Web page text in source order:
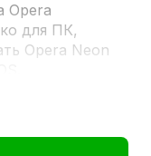
Opera
для ПК,
Opera Neon